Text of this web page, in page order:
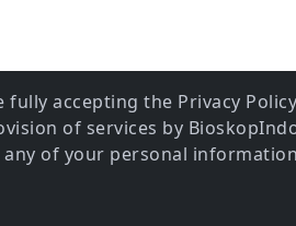
accepting the Privacy
of services by
of your personal